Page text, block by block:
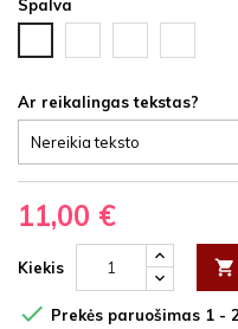
Spalva
HDF
HDF
latte
HDF
Ar reikalingas tekstas?
11,00 €
Kiekis 
 Prekės paruošimas 1 -